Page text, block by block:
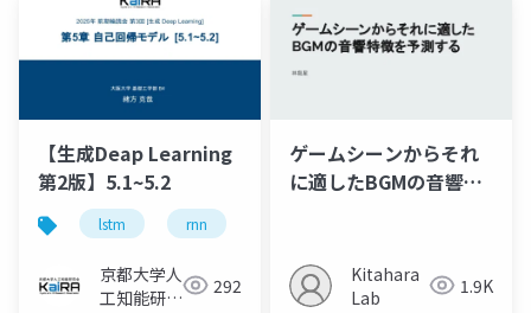
【生成Deap Learning
第2版】5.1~5.2
lstm rnn
京都大学人
工知能研究
292
ゲームシーンからそれ
に適したBGMの音響特
Kitahara
Lab
1.9K